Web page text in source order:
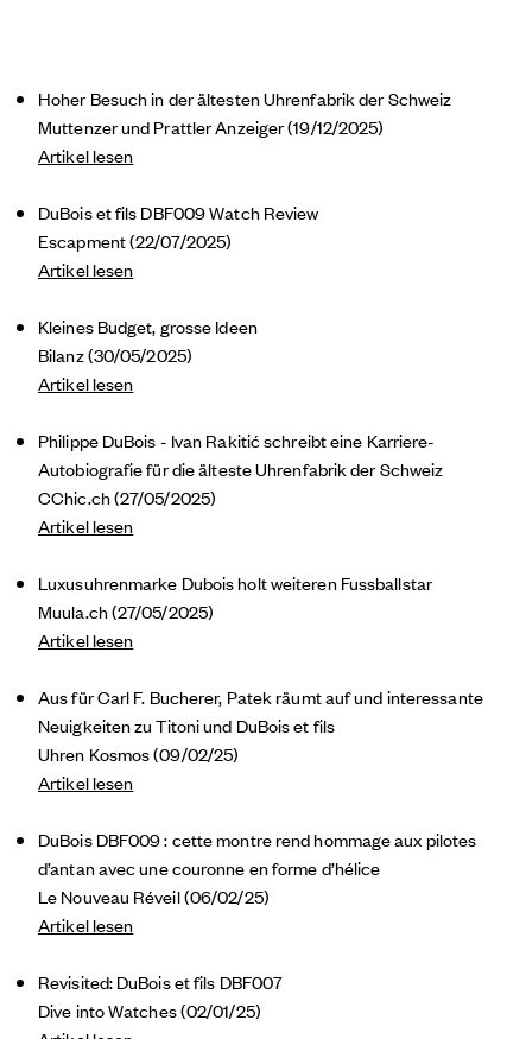
Hoher Besuch in der ältesten Uhrenfabrik der Schweiz
Muttenzer und Prattler Anzeiger (19/12/2025)
Artikel lesen
DuBois et fils DBF009 Watch Review
Escapment (22/07/2025)
Artikel lesen
Kleines Budget, grosse Ideen
Bilanz (30/05/2025)
Artikel lesen
Philippe DuBois - Ivan Rakitić schreibt eine Karriere-
Autobiografie für die älteste Uhrenfabrik der Schweiz
CChic.ch (27/05/2025)
Artikel lesen
Luxusuhrenmarke Dubois holt weiteren Fussballstar
Muula.ch (27/05/2025)
Artikel lesen
Aus für Carl F. Bucherer, Patek räumt auf und interessante
Neuigkeiten zu Titoni und DuBois et fils
Uhren Kosmos (09/02/25)
Artikel lesen
DuBois DBF009 : cette montre rend hommage aux pilotes
d’antan avec une couronne en forme d’hélice
Le Nouveau Réveil (06/02/25)
Artikel lesen
Revisited: DuBois et fils DBF007
Dive into Watches (02/01/25)